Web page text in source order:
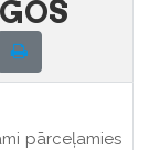
pārceļamies